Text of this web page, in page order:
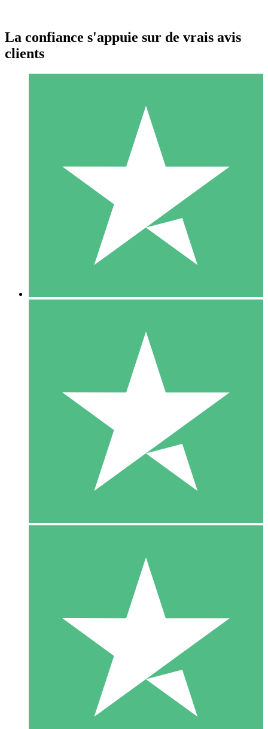
Packs de Crédits Individuels
Payez à l'utilisation avec des crédits de téléchargement. Sans
1 Téléchargement
10 00
10 Téléchargements
20 00
La confiance s'appuie sur de vrais avis
clients